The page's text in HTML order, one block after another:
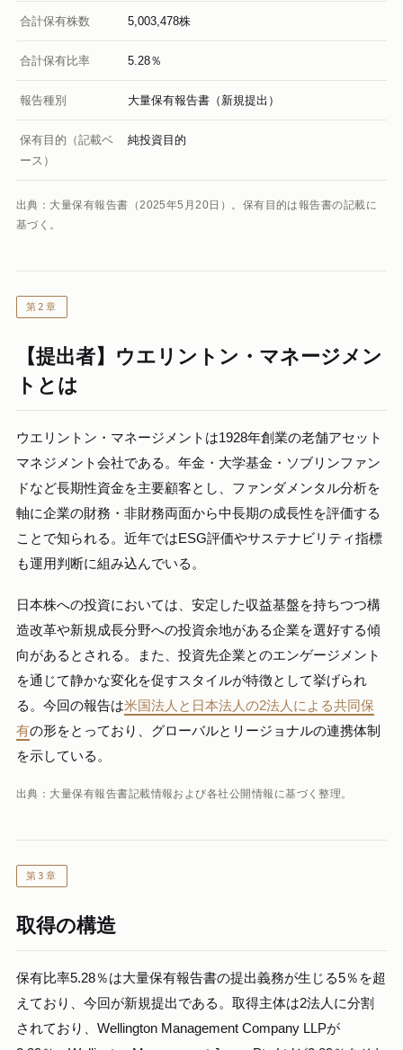
合計保有株数 5,003,478株
合計保有比率 5.28％
報告種別 大量保有報告書（新規提出）
保有目的（記載ベ
ース）
純投資目的
出典：大量保有報告書（2025年5月20日）。保有目的は報告書の記載に
基づく。
第2章
【提出者】ウエリントン・マネージメン
トとは
ウエリントン・マネージメントは1928年創業の老舗アセット
マネジメント会社である。年金・大学基金・ソブリンファン
ドなど長期性資金を主要顧客とし、ファンダメンタル分析を
軸に企業の財務・非財務両面から中長期の成長性を評価する
ことで知られる。近年ではESG評価やサステナビリティ指標
も運用判断に組み込んでいる。
日本株への投資においては、安定した収益基盤を持ちつつ構
造改革や新規成長分野への投資余地がある企業を選好する傾
向があるとされる。また、投資先企業とのエンゲージメント
を通じて静かな変化を促すスタイルが特徴として挙げられ
る。今回の報告は米国法人と日本法人の2法人による共同保
有の形をとっており、グローバルとリージョナルの連携体制
を示している。
出典：大量保有報告書記載情報および各社公開情報に基づく整理。
第3章
取得の構造
保有比率5.28％は大量保有報告書の提出義務が生じる5％を超
えており、今回が新規提出である。取得主体は2法人に分割
されており、Wellington Management Company LLPが